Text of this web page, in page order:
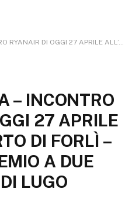
DI FORLÌ – VOUCHER PREMIO A DUE PASSEGGERI DI LUGO (RAVENNA)
– INCONTRO
27 APRILE
DI FORLÌ –
A DUE
LUGO